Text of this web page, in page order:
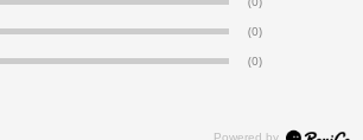
(0)
(0)